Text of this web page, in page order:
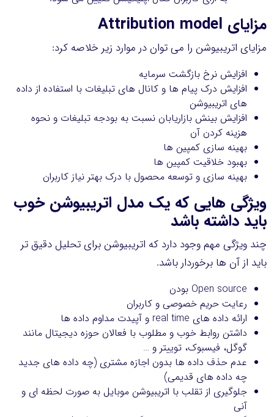
مزایای Attribution model
مزایای اتریبیوشن را می توان در موارد زیر خلاصه کرد:
افزایش نرخ بازگشت سرمایه
افزایش درک پیام ها و کانال های تبلیغات با استفاده از داده
های اتریبیوشن
افزایش بینش بازاریابان نسبت به بودجه تبلیغات و نحوه
هزینه کردن آن
بهینه سازی کمپین ها
بهبود خلاقیت کمپین ها
بهینه سازی و توسعه محصول با درک بهتر نیاز کاربران
ویژگی هایی که یک مدل اتریبیوشن خوب
باید داشته باشد
چند ویژگی مهم وجود دارد که اتریبیوشن برای تحلیل دقیق تر
باید از آن ها برخوردار باشد.
Open source بودن
رعایت حریم خصوصی و کاربران
ارائه داده های real time و آپیدت مداوم داده ها
داشتن روابط خوب و مطلوب با فعالان حوزه دیجیتال مانند
گوگل، فیسبوک، توییتر و …
عدم حذف داده ها بدون اجازه مشتری (چه داده های جدید
چه داده های قدیمی)
جلوگیری از تقلب با اتریبیوشن موبایل به صورت لحظه ای و
آنی